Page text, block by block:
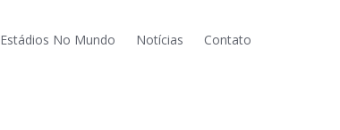
Estádios No Mundo Notícias Contato